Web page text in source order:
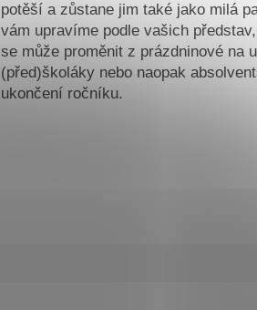
potěší a zůstane jim také jako milá
vám upravíme podle vašich
se může proměnit z prázdninové na
(před)školáky nebo naopak
ukončení ročníku.